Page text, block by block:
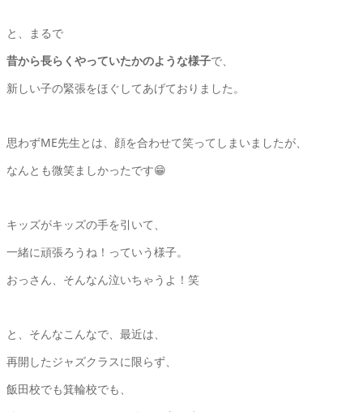
と、まるで
昔から長らくやっていたかのような様子で、
新しい子の緊張をほぐしてあげておりました。
思わずME先生とは、顔を合わせて笑ってしまいましたが、
なんとも微笑ましかったです😁
キッズがキッズの手を引いて、
一緒に頑張ろうね！っていう様子。
おっさん、そんなん泣いちゃうよ！笑
と、そんなこんなで、最近は、
再開したジャズクラスに限らず、
飯田校でも箕輪校でも、